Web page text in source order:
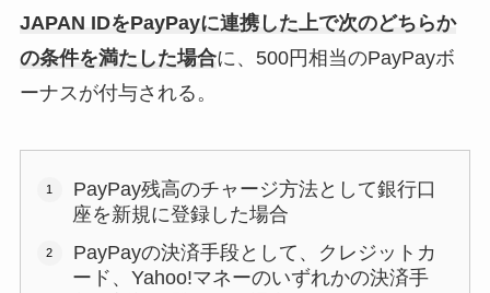
JAPAN IDをPayPayに連携した上で次のどちらか
の条件を満たした場合に、500円相当のPayPayボ
ーナスが付与される。
PayPay残高のチャージ方法として銀行口
座を新規に登録した場合
PayPayの決済手段として、クレジットカ
ード、Yahoo!マネーのいずれかの決済手